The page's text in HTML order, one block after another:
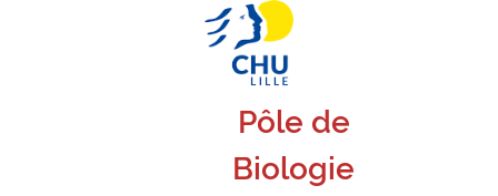
Pôle de
Biologie